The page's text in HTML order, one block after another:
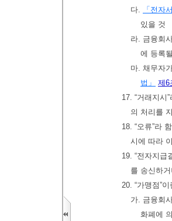
다.
「전자
있을 것
라. 금융회
에 등록
마. 채무자
법」
제6
17. “거래지시
의 처리를
18. “오류”라
시에 따라
19. “전자지급
를 송신하
20. “가맹점”
가. 금융회
화폐에